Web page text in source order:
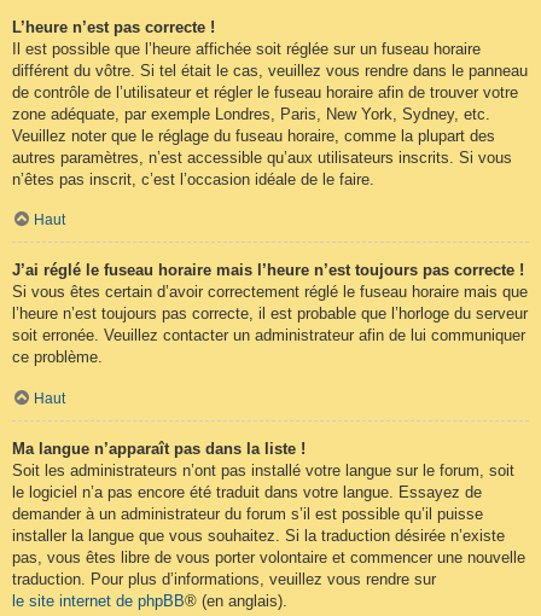
L’heure n’est pas correcte !
Il est possible que l’heure affichée soit réglée sur un fuseau horaire
différent du vôtre. Si tel était le cas, veuillez vous rendre dans le panneau
de contrôle de l’utilisateur et régler le fuseau horaire afin de trouver votre
zone adéquate, par exemple Londres, Paris, New York, Sydney, etc.
Veuillez noter que le réglage du fuseau horaire, comme la plupart des
autres paramètres, n’est accessible qu’aux utilisateurs inscrits. Si vous
n’êtes pas inscrit, c’est l’occasion idéale de le faire.
Haut
J’ai réglé le fuseau horaire mais l’heure n’est toujours pas correcte !
Si vous êtes certain d’avoir correctement réglé le fuseau horaire mais que
l’heure n’est toujours pas correcte, il est probable que l’horloge du serveur
soit erronée. Veuillez contacter un administrateur afin de lui communiquer
ce problème.
Haut
Ma langue n’apparaît pas dans la liste !
Soit les administrateurs n’ont pas installé votre langue sur le forum, soit
le logiciel n’a pas encore été traduit dans votre langue. Essayez de
demander à un administrateur du forum s’il est possible qu’il puisse
installer la langue que vous souhaitez. Si la traduction désirée n’existe
pas, vous êtes libre de vous porter volontaire et commencer une nouvelle
traduction. Pour plus d’informations, veuillez vous rendre sur
le site internet de phpBB® (en anglais).